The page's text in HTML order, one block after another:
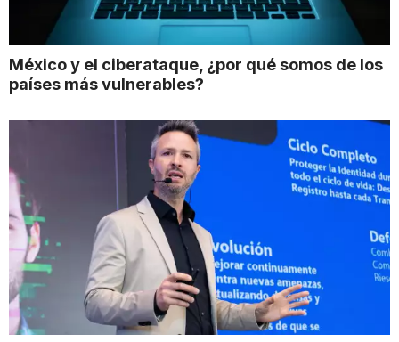
México y el ciberataque, ¿por qué somos de los
países más vulnerables?